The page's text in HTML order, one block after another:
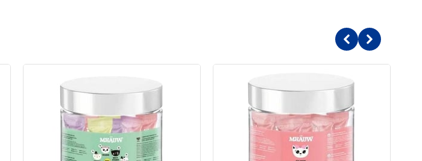
Oranı
Kedi Özel Gereksinim Bağışıklık Sistemi Gelişimi
Damak Tatlarına Uygun
Dengeli Beslenme
Tüy ve Deri Sağlığı
Kedi Maması İçerik Ciğer
Kedi Maması Paket
Boyutu
0-100 gr